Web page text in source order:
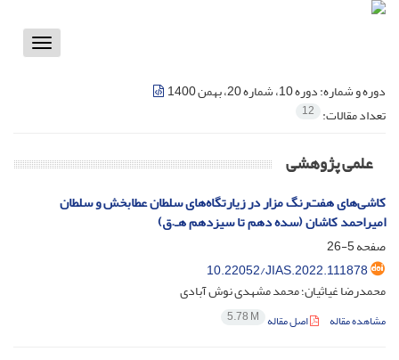
Toggle
دوره و شماره:دوره 10، شماره 20، بهمن 1400
تعداد مقالات: 12
علمی پژوهشی
کاشی‌های‌ هفت‌رنگ مزار در زیارتگاه‌های سلطان عطابخش و سلطان
امیراحمد کاشان (سده دهم تا سیزدهم هـ.ق)
صفحه5-26
10.22052/JIAS.2022.111878
محمدرضا غیاثیان؛ محمد مشهدی نوش آبادی
مشاهده مقاله اصل مقاله 5.78 M